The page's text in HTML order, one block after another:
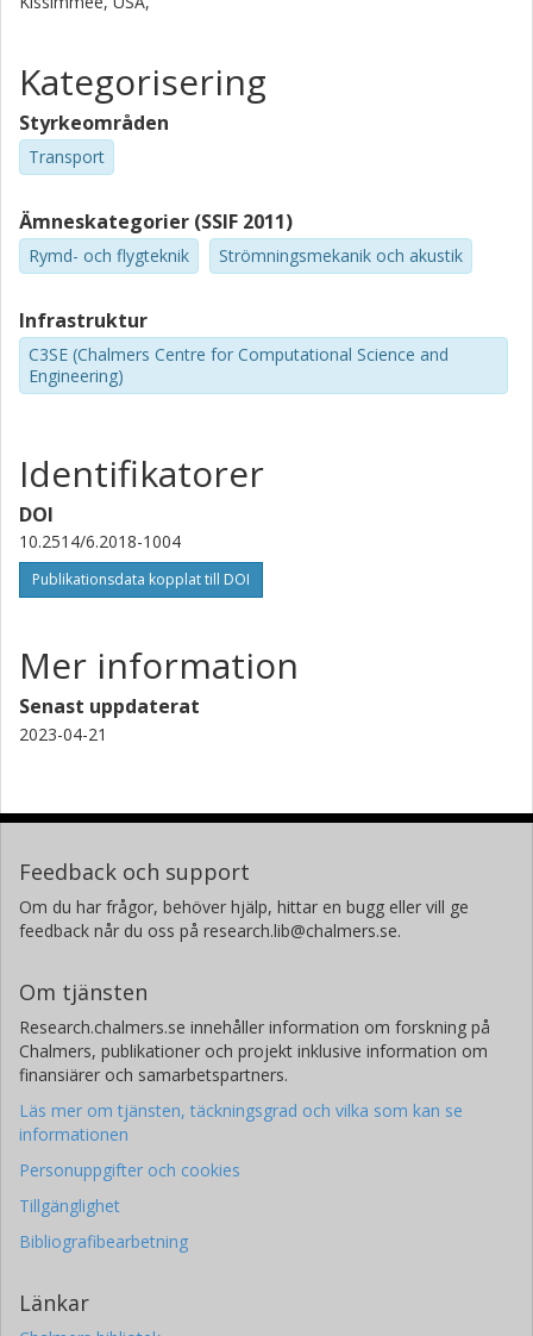
Kategorisering
Styrkeområden
Transport
Ämneskategorier (SSIF 2011)
Rymd- och flygteknik Strömningsmekanik och akustik
Infrastruktur
C3SE (Chalmers Centre for Computational Science and
Engineering)
Identifikatorer
DOI
10.2514/6.2018-1004
Publikationsdata kopplat till DOI
Mer information
Senast uppdaterat
2023-04-21
Feedback och support
Om du har frågor, behöver hjälp, hittar en bugg eller vill ge
feedback når du oss på research.lib@chalmers.se.
Om tjänsten
Research.chalmers.se innehåller information om forskning på
Chalmers, publikationer och projekt inklusive information om
finansiärer och samarbetspartners.
Läs mer om tjänsten, täckningsgrad och vilka som kan se
informationen
Personuppgifter och cookies
Tillgänglighet
Bibliografibearbetning
Länkar